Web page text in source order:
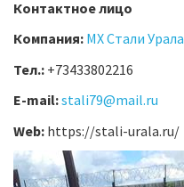
Контактное лицо
Компания: МХ Стали Урала
Тел.: +73433802216
E-mail:stali79@mail.ru
Web: https://stali-urala.ru/